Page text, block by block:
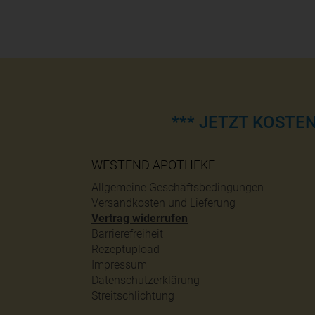
*** JETZT
WESTEND APOTHEKE
Allgemeine Geschäftsbedingungen
Versandkosten und Lieferung
Vertrag widerrufen
Barrierefreiheit
Rezeptupload
Impressum
Datenschutzerklärung
Streitschlichtung